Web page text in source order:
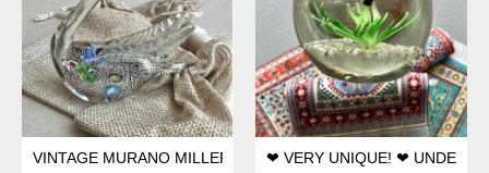
VINTAGE MURANO MILLEFIORI GLASS SWAN ❤ SZKŁO
❤ VERY UNIQUE! ❤